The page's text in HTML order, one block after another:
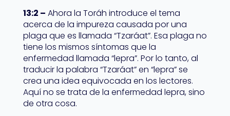
13:2 – Ahora la Toráh introduce el tema
acerca de la impureza causada por una
plaga que es llamada “Tzaráat”. Esa plaga no
tiene los mismos síntomas que la
enfermedad llamada “lepra”. Por lo tanto, al
traducir la palabra “Tzaráat” en “lepra” se
crea una idea equivocada en los lectores.
Aquí no se trata de la enfermedad lepra, sino
de otra cosa.